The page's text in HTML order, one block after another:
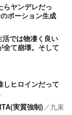
らヤンデレだっ
ポーション生成
では物凄く良い
全て崩壊。そして
しヒロインだって
実質強制)／九束